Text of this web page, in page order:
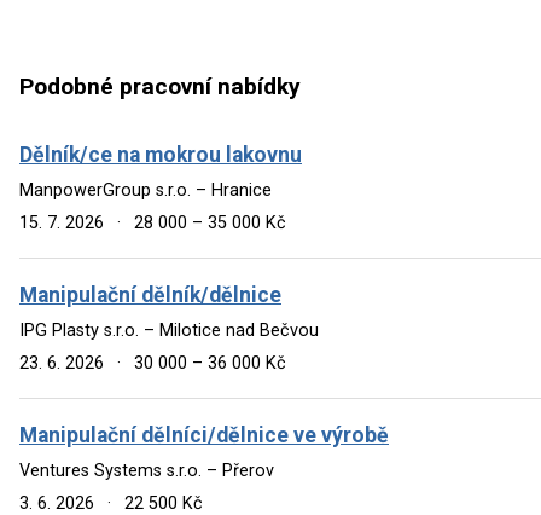
Podobné pracovní nabídky
Dělník/ce na mokrou lakovnu
ManpowerGroup s.r.o. – Hranice
15. 7. 2026
· 28 000 – 35 000 Kč
Manipulační dělník/dělnice
IPG Plasty s.r.o. – Milotice nad Bečvou
23. 6. 2026
· 30 000 – 36 000 Kč
Manipulační dělníci/dělnice ve výrobě
Ventures Systems s.r.o. – Přerov
3. 6. 2026
· 22 500 Kč